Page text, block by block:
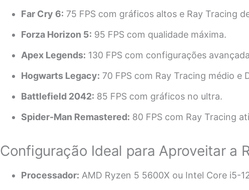
Far Cry 6: 75 FPS com gráficos altos e Ray Tracing
Forza Horizon 5: 95 FPS com qualidade máxima.
Apex Legends: 130 FPS com configurações
Hogwarts Legacy: 70 FPS com Ray Tracing médio e
Battlefield 2042: 85 FPS com gráficos no ultra.
Spider-Man Remastered: 80 FPS com Ray Tracing
Configuração Ideal para Aproveitar a
Processador: AMD Ryzen 5 5600X ou Intel Core i5-